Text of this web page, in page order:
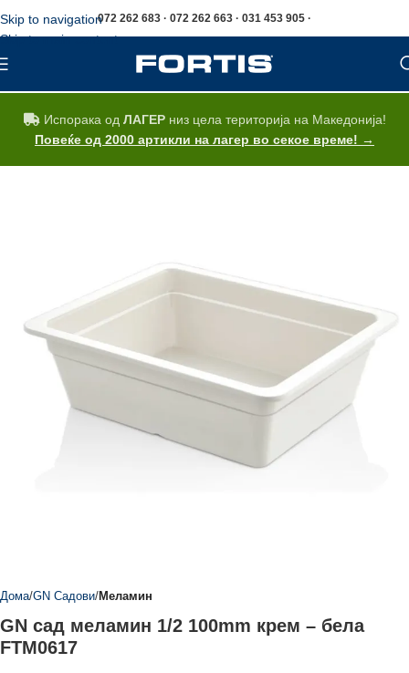
Skip to navigation
Skip to main content
072 262 683 · 072 262 663 · 031 453 905 ·
Испорака од ЛАГЕРниз цела територија на Македонија!
Повеќе од 2000 артикли на лагер во секое време! →
Дома GN Садови Меламин
GN сад меламин 1/2 100mm крем – бела
FTM0617